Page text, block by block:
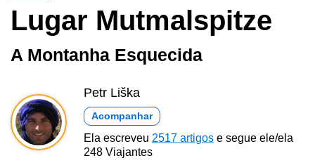
Lugar Mutmalspitze
A Montanha Esquecida
Petr Liška
Acompanhar
Ela escreveu 2517 artigos e segue ele/ela
248 Viajantes